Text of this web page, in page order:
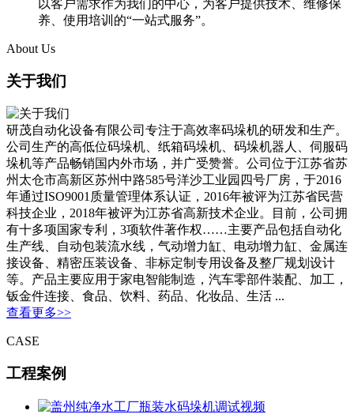
以客户需求作为我们的中心，为客户提供技术、维修保
养、使用培训的“一站式服务”。
About Us
关于我们
研茂自动化设备有限公司专注于高效率码垛机的研发和生产。
公司生产的高低位码垛机、纸箱码垛机、码垛机器人、伺服码
垛机等产品畅销国内外市场，并广受赞誉。公司位于江苏省苏
州太仓市高新区苏州中路585号洋沙工业园四号厂房，于2016
年通过ISO9001质量管理体系认证，2016年被评为江苏省民营
科技企业，2018年被评为江苏省高新技术企业。目前，公司拥
有十多项国家专利，3项软件著作权……主要产品包括自动化
生产线、自动包装流水线，气动增力缸、电动增力缸、金属连
接设备、精密压装设备、非标定制专用设备及整厂规划设计
等。产品主要应用于家电智能制造，汽车零部件装配、加工，
钣金件连接、食品、饮料、药品、化妆品、生活 ...
查看更多>>
CASE
工程案例